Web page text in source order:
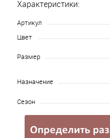
Характеристики:
Артикул
Цвет
Размер
Назначение
Сезон